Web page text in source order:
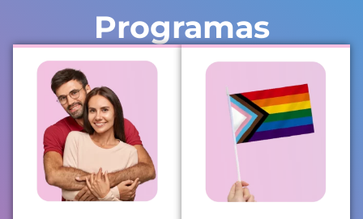
Programas